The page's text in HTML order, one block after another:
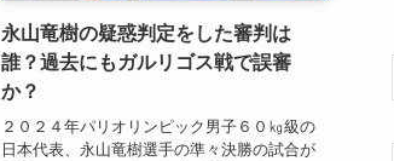
永山竜樹の疑惑判定をした審判は
誰？過去にもガルリゴス戦で誤審
か？
２０２４年パリオリンピック男子６０㎏級の
日本代表、永山竜樹選手の準々決勝の試合が